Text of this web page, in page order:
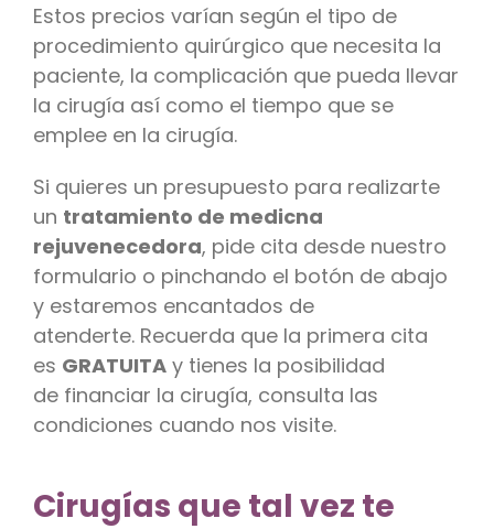
Estos precios varían según el tipo de
procedimiento quirúrgico que necesita la
paciente, la complicación que pueda llevar
la cirugía así como el tiempo que se
emplee en la cirugía.
Si quieres un presupuesto para realizarte
un tratamiento de medicna
rejuvenecedora, pide cita desde nuestro
formulario o pinchando el botón de abajo
y estaremos encantados de
atenderte. Recuerda que la primera cita
es GRATUITAy tienes la posibilidad
de financiar la cirugía, consulta las
condiciones cuando nos visite.
Cirugías que tal vez te